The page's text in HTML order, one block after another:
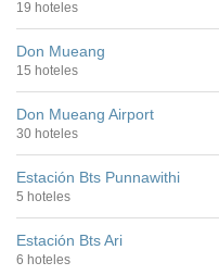
19 hoteles
Don Mueang
15 hoteles
Don Mueang Airport
30 hoteles
Estación Bts Punnawithi
5 hoteles
Estación Bts Ari
6 hoteles